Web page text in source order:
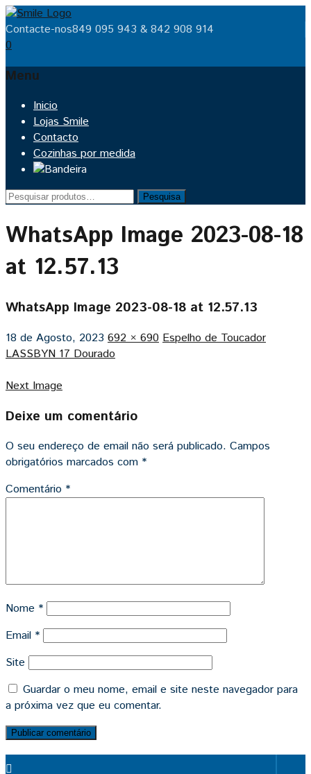
Contacte-nos849 095 943 & 842 908 914
0
Menu
Skip
content
Inicio
Lojas Smile
Contacto
Cozinhas por medida
Pesquisar
Pesquisa
WhatsApp Image 2023-08-18
at 12.57.13
WhatsApp Image 2023-08-18 at 12.57.13
18 de Agosto, 2023 692 × 690 Espelho de Toucador
LASSBYN 17 Dourado
Next Image
Deixe um comentário
O seu endereço de email não será publicado. Campos
obrigatórios marcados com *
Comentário *
Nome *
Email *
Site
Guardar o meu nome, email e site neste navegador para
a próxima vez que eu comentar.